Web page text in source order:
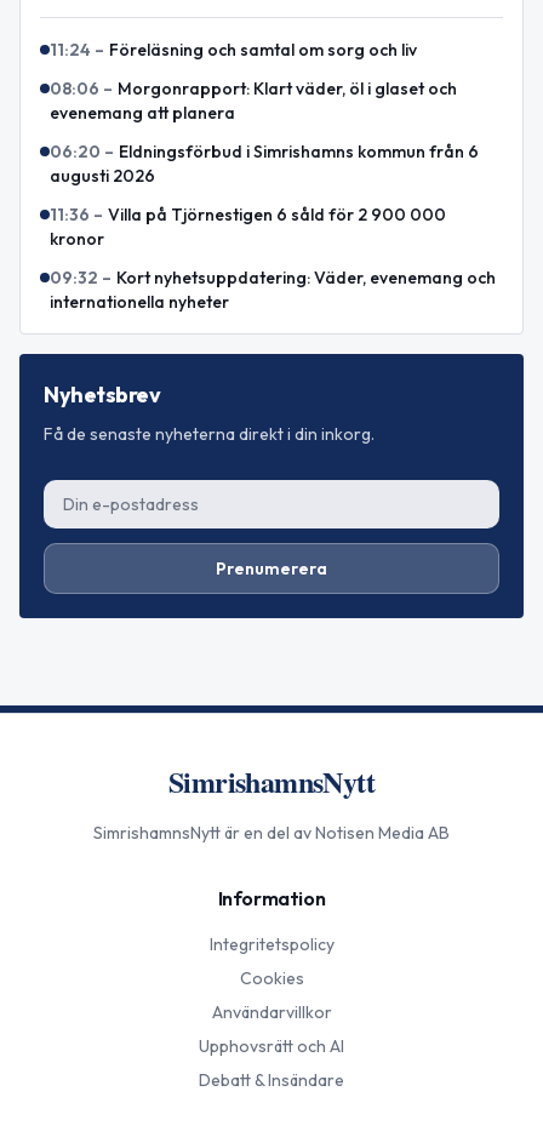
11:24 – Föreläsning och samtal om sorg och liv
08:06 – Morgonrapport: Klart väder, öl i glaset och
evenemang att planera
06:20 – Eldningsförbud i Simrishamns kommun från 6
augusti 2026
11:36 – Villa på Tjörnestigen 6 såld för 2 900 000
kronor
09:32 – Kort nyhetsuppdatering: Väder, evenemang och
internationella nyheter
Nyhetsbrev
Få de senaste nyheterna direkt i din inkorg.
Prenumerera
SimrishamnsNytt
SimrishamnsNyttär en del av Notisen Media AB
Information
Integritetspolicy
Cookies
Användarvillkor
Upphovsrätt och AI
Debatt & Insändare